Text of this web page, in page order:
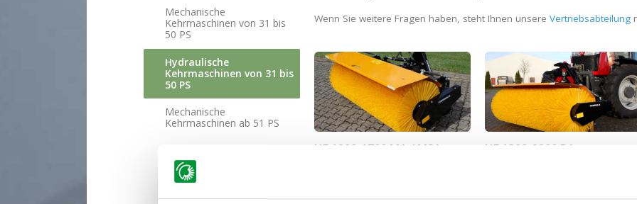
Mechanische
Kehrmaschinen von 31 bis
50 PS
Hydraulische
Kehrmaschinen von 31 bis
50 PS
Mechanische
Kehrmaschinen ab 51 PS
Kehrmaschinen ab 51 PS
Wenn Sie weitere Fragen haben, steht Ihnen unsere Vertriebsabteilung
HF 1200-1700 MA / MSA HF 1300-2200 PA